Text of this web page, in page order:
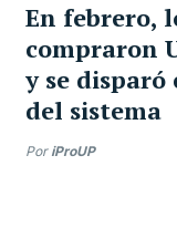
En febrero,
compraron
y se
del sistema
Por iProUP